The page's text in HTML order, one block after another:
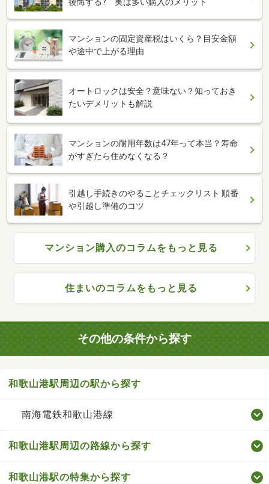
マンションの固定資産税はいくら？目安金額
や途中で上がる理由
オートロックは安全？意味ない？知っておき
たいデメリットも解説
マンションの耐用年数は47年って本当？寿命
がすぎたら住めなくなる？
引越し手続きのやることチェックリスト 順番
や引越し準備のコツ
マンション購入のコラムをもっと見る
住まいのコラムをもっと見る
その他の条件から探す
和歌山港駅周辺の駅から探す
南海電鉄和歌山港線
和歌山港駅周辺の路線から探す
和歌山港駅の特集から探す